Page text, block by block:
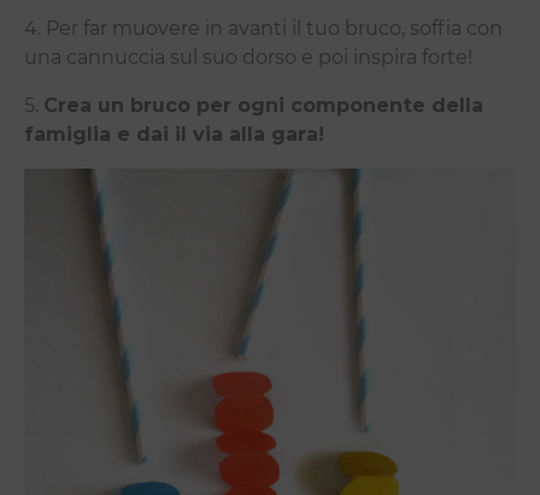
4. Per far muovere in avanti il tuo bruco, soffia con
una cannuccia sul suo dorso e poi inspira forte!
5. Crea un bruco per ogni componente della
famiglia e dai il via alla gara!